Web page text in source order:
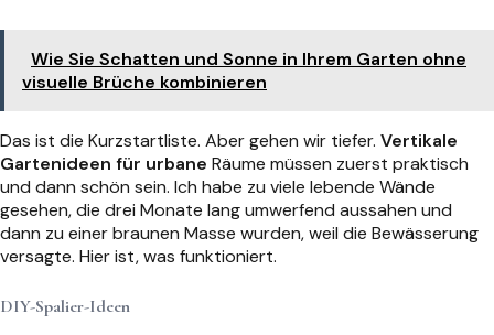
Wie Sie Schatten und Sonne in Ihrem Garten ohne
visuelle Brüche kombinieren
Das ist die Kurzstartliste. Aber gehen wir tiefer. Vertikale
Gartenideen für urbane Räume müssen zuerst praktisch
und dann schön sein. Ich habe zu viele lebende Wände
gesehen, die drei Monate lang umwerfend aussahen und
dann zu einer braunen Masse wurden, weil die Bewässerung
versagte. Hier ist, was funktioniert.
DIY-Spalier-Ideen